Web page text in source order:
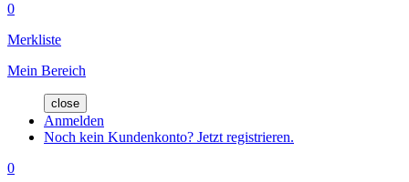
0
Merkliste
Mein Bereich
close
Anmelden
Noch kein Kundenkonto? Jetzt registrieren.
0